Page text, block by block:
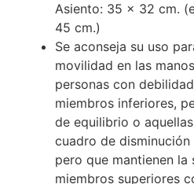
Asiento: 35 x 32 cm.
45 cm.)
Se aconseja su uso
movilidad en las
personas con
miembros inferiores,
de equilibrio o
cuadro de
pero que mantienen la
miembros superiores